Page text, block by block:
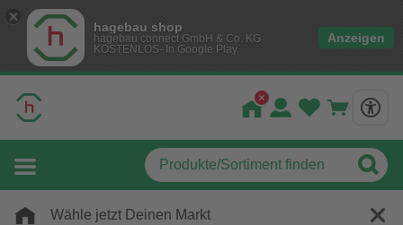
hagebau shop
hagebau connect GmbH & Co. KG
KOSTENLOS- In Google Play
Anzeigen
Wähle jetzt Deinen Markt